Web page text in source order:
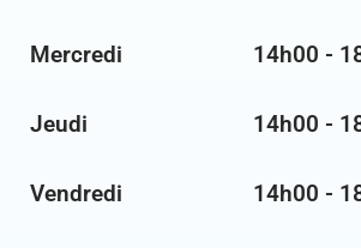
Mercredi 14h00 -
Jeudi 14h00 -
Vendredi 14h00 -